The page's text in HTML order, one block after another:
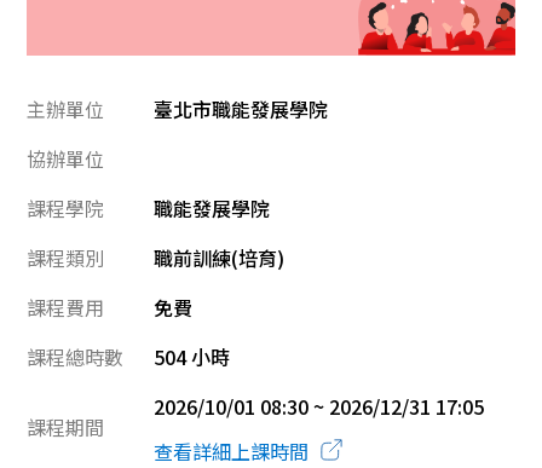
主辦單位
臺北市職能發展學院
協辦單位
課程學院
職能發展學院
課程類別
職前訓練(培育)
課程費用
免費
課程總時數
504 小時
課程期間
2026/10/01 08:30 ~ 2026/12/31 17:05
查看詳細上課時間